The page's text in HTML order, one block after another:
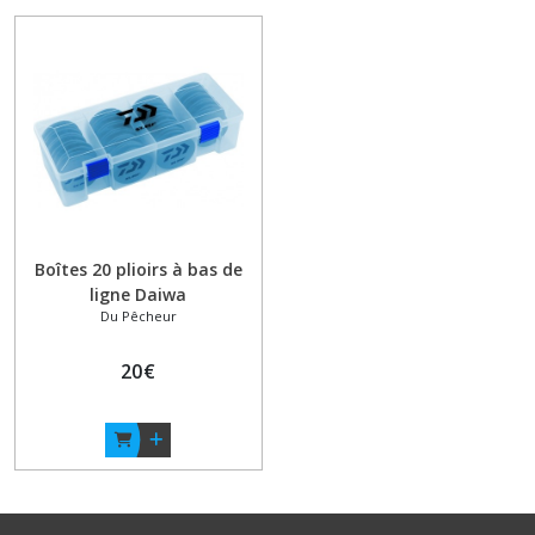
Boîtes 20 plioirs à bas de
ligne Daiwa
Du Pêcheur
20€